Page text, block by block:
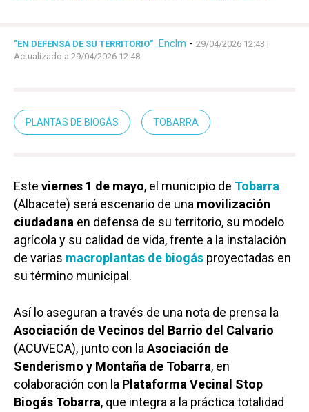
"EN DEFENSA DE SU TERRITORIO" Enclm - 29/04/2026 12:43 |
Actualizado a 29/04/2026 12:48
PLANTAS DE BIOGÁS TOBARRA
Este viernes 1 de mayo, el municipio de Tobarra
(Albacete) será escenario de una movilización
ciudadana en defensa de su territorio, su modelo
agrícola y su calidad de vida, frente a la instalación
de varias macroplantas de biogás proyectadas en
su término municipal.
Así lo aseguran a través de una nota de prensa la
Asociación de Vecinos del Barrio del Calvario
(ACUVECA), junto con laAsociación de
Senderismo y Montaña de Tobarra, en
colaboración con la Plataforma Vecinal Stop
Biogás Tobarra, que integra a la práctica totalidad